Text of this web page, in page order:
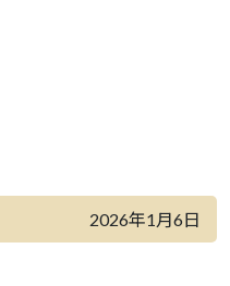
2026年1月6日